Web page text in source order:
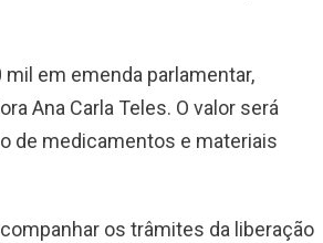
mil em emenda parlamentar,
Ana Carla Teles. O valor será
de medicamentos e materiais
os trâmites da liberação